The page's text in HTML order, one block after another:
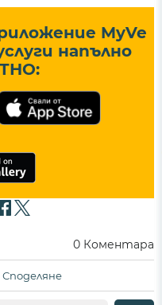
MyVe
напълно
0 Коментара
Споделяне